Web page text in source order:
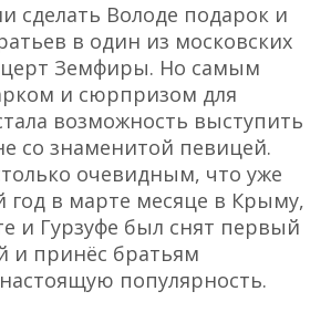
сделать Володе подарок и
в один из московских
Земфиры. Но самым
и сюрпризом для
возможность выступить
со знаменитой певицей.
очевидным, что уже
год в марте месяце в Крыму,
и Гурзуфе был снят первый
и принёс братьям
популярность.